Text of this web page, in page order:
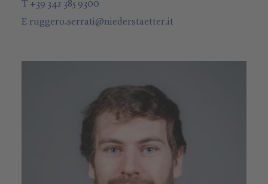
T +39 342 385 9300
E ruggero.serrati@niederstaetter.it